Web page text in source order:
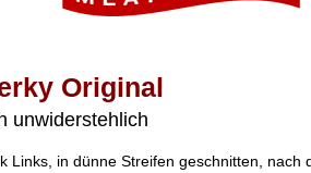
Original
unwiderstehlich
Links, in dünne Streifen geschnitten, nach